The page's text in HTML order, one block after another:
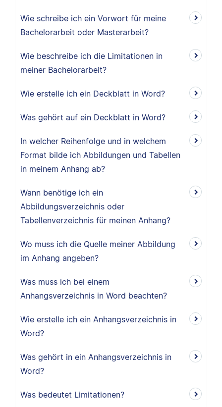
Wie schreibe ich ein Vorwort für meine
Bachelorarbeit oder Masterarbeit?
Wie beschreibe ich die Limitationen in
meiner Bachelorarbeit?
Wie erstelle ich ein Deckblatt in Word?
Was gehört auf ein Deckblatt in Word?
In welcher Reihenfolge und in welchem
Format bilde ich Abbildungen und Tabellen
in meinem Anhang ab?
Wann benötige ich ein
Abbildungsverzeichnis oder
Tabellenverzeichnis für meinen Anhang?
Wo muss ich die Quelle meiner Abbildung
im Anhang angeben?
Was muss ich bei einem
Anhangsverzeichnis in Word beachten?
Wie erstelle ich ein Anhangsverzeichnis in
Word?
Was gehört in ein Anhangsverzeichnis in
Word?
Was bedeutet Limitationen?